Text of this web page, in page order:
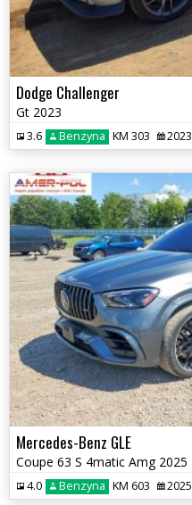
Dodge Challenger
Gt 2023
3.6 Benzyna KM 303 2023
Mercedes-Benz GLE
Coupe 63 S 4matic Amg 2025
4.0 Benzyna KM 603 2025